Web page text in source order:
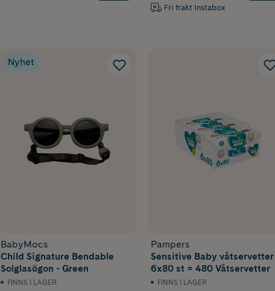
Fri frakt Instabox
Nyhet
BabyMocs
Child Signature Bendable
Solglasögon - Green
FINNS I LAGER
Pampers
Sensitive Baby våtservetter
6x80 st = 480 Våtservetter
FINNS I LAGER